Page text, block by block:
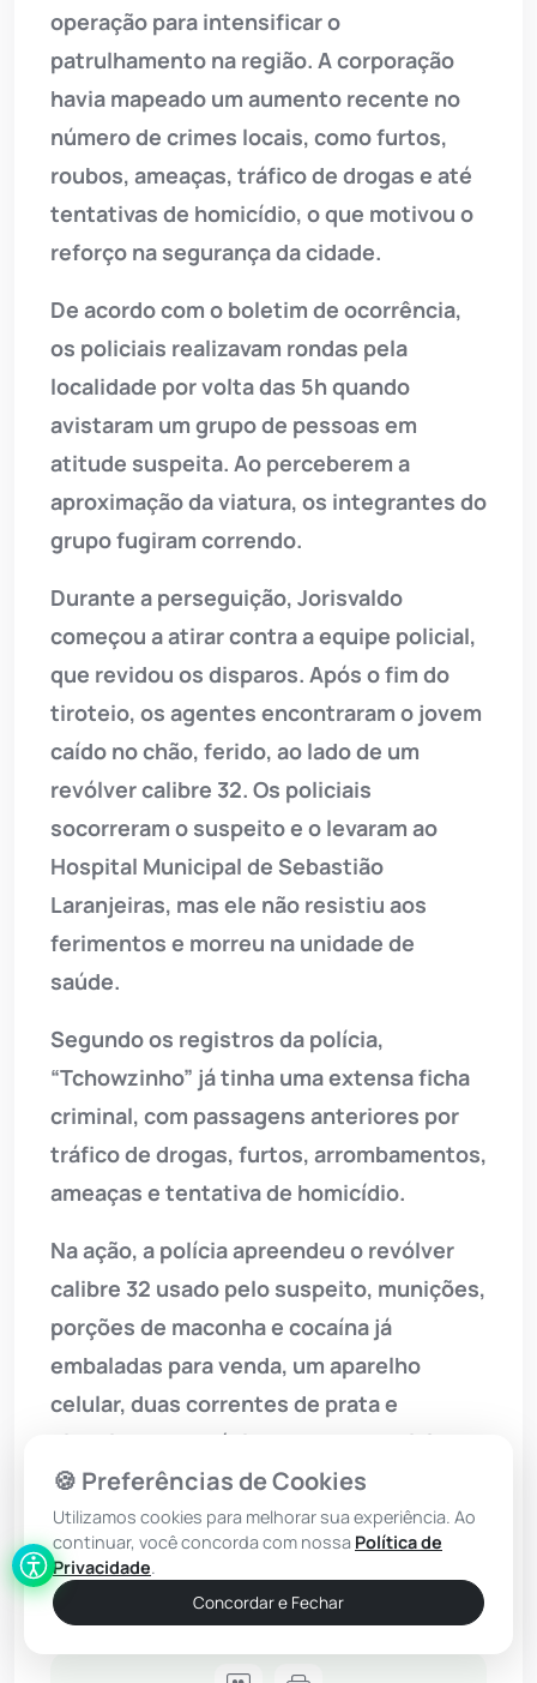
operação para intensificar o
patrulhamento na região. A corporação
havia mapeado um aumento recente no
número de crimes locais, como furtos,
roubos, ameaças, tráfico de drogas e até
tentativas de homicídio, o que motivou o
reforço na segurança da cidade.
De acordo com o boletim de ocorrência,
os policiais realizavam rondas pela
localidade por volta das 5h quando
avistaram um grupo de pessoas em
atitude suspeita. Ao perceberem a
aproximação da viatura, os integrantes do
grupo fugiram correndo.
Durante a perseguição, Jorisvaldo
começou a atirar contra a equipe policial,
que revidou os disparos. Após o fim do
tiroteio, os agentes encontraram o jovem
caído no chão, ferido, ao lado de um
revólver calibre 32. Os policiais
socorreram o suspeito e o levaram ao
Hospital Municipal de Sebastião
Laranjeiras, mas ele não resistiu aos
ferimentos e morreu na unidade de
saúde.
Segundo os registros da polícia,
“Tchowzinho” já tinha uma extensa ficha
criminal, com passagens anteriores por
tráfico de drogas, furtos, arrombamentos,
ameaças e tentativa de homicídio.
Na ação, a polícia apreendeu o revólver
calibre 32 usado pelo suspeito, munições,
porções de maconha e cocaína já
embaladas para venda, um aparelho
celular, duas correntes de prata e
dinheiro em espécie. Todo o material
recolhido foi apresentado na Delegacia
Territorial de Sebastião Laranjeiras, que
registrou o caso e ficará responsável por
conduzir as investigações.
🍪 Preferências de Cookies
Utilizamos cookies para melhorar sua experiência. Ao
continuar, você concorda com nossa Política de
Privacidade.
Concordar e Fechar